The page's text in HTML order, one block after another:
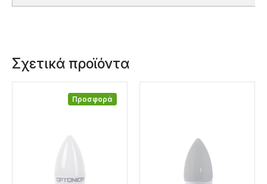
Σχετικά προϊόντα
Προσφορά